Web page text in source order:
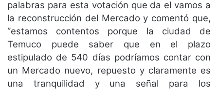
palabras para esta votación que da el vamos a
la reconstrucción del Mercado y comentó que,
“estamos contentos porque la ciudad de
Temuco puede saber que en el plazo
estipulado de 540 días podríamos contar con
un Mercado nuevo, repuesto y claramente es
una tranquilidad y una señal para los